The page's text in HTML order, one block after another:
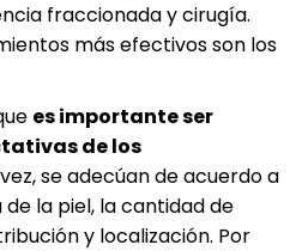
fraccionada y cirugía.
más efectivos son los
es importante ser
de los
se adecúan de acuerdo a
la piel, la cantidad de
y localización. Por